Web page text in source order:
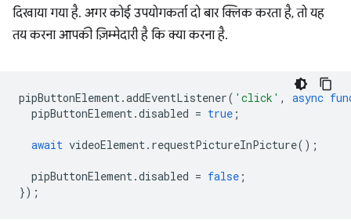
दिखाया गया है. अगर कोई उपयोगकर्ता दो बार क्लिक करता है, तो यह
तय करना आपकी ज़िम्मेदारी है कि क्या करना है.
pipButtonElement.addEventListener( 'click' , async
pipButtonElement.disabled = true ;
await videoElement. requestPictureInPicture();
pipButtonElement.disabled = false ;
});